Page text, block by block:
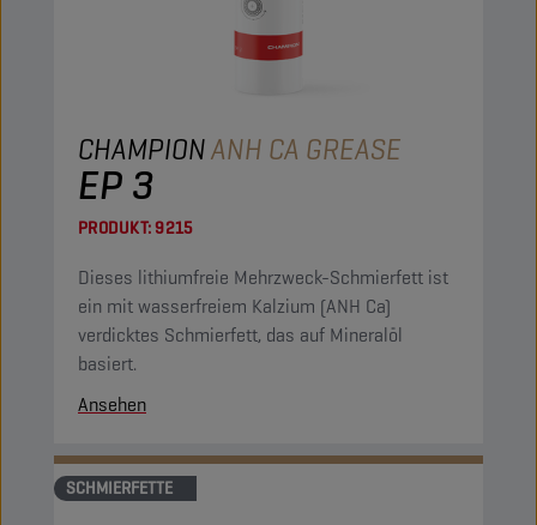
CHAMPIONANH CA GREASE
EP 3
PRODUKT:9215
Dieses lithiumfreie Mehrzweck-Schmierfett ist
ein mit wasserfreiem Kalzium (ANH Ca)
verdicktes Schmierfett, das auf Mineralöl
basiert.
Ansehen
SCHMIERFETTE